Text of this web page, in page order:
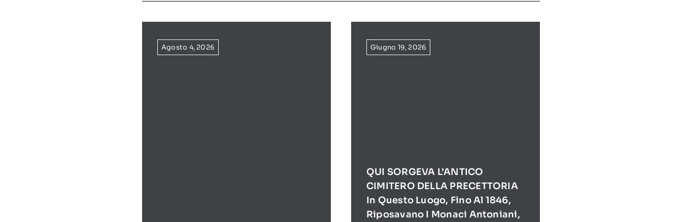
Agosto 4, 2026 Giugno 19, 2026
QUI SORGEVA L’ANTICO
CIMITERO DELLA PRECETTORIA
In Questo Luogo, Fino Al 1846,
Riposavano I Monaci Antoniani,